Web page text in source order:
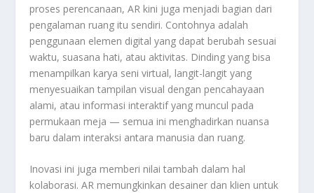
proses perencanaan, AR kini juga menjadi bagian dari
pengalaman ruang itu sendiri. Contohnya adalah
penggunaan elemen digital yang dapat berubah sesuai
waktu, suasana hati, atau aktivitas. Dinding yang bisa
menampilkan karya seni virtual, langit-langit yang
menyesuaikan tampilan visual dengan pencahayaan
alami, atau informasi interaktif yang muncul pada
permukaan meja — semua ini menghadirkan nuansa
baru dalam interaksi antara manusia dan ruang.
Inovasi ini juga memberi nilai tambah dalam hal
kolaborasi. AR memungkinkan desainer dan klien untuk